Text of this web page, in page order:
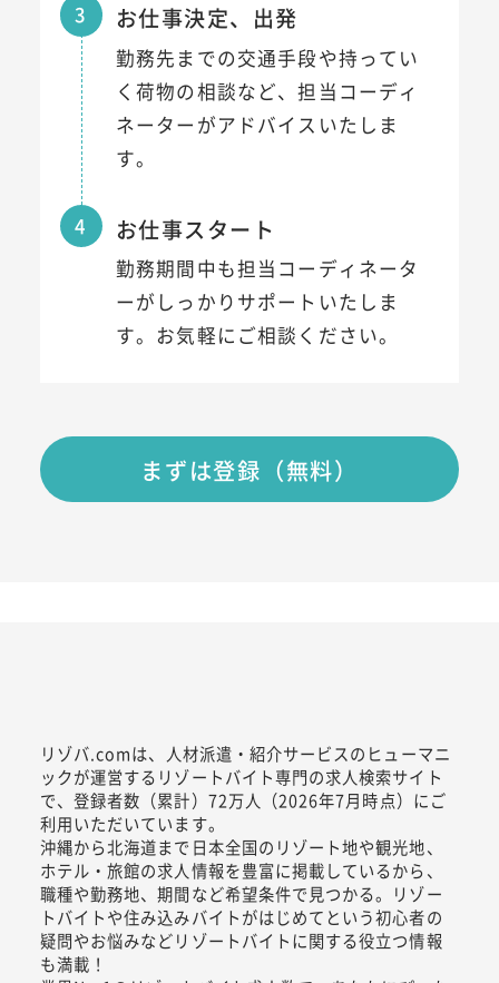
3 お仕事決定、出発
勤務先までの交通手段や持ってい
く荷物の相談など、担当コーディ
ネーターがアドバイスいたしま
す。
4 お仕事スタート
勤務期間中も担当コーディネータ
ーがしっかりサポートいたしま
す。お気軽にご相談ください。
まずは登録（無料）
リゾバ.comは、人材派遣・紹介サービスのヒューマニ
ックが運営するリゾートバイト専門の求人検索サイト
で、登録者数（累計）72万人（2026年7月時点）にご
利用いただいています。
沖縄から北海道まで日本全国のリゾート地や観光地、
ホテル・旅館の求人情報を豊富に掲載しているから、
職種や勤務地、期間など希望条件で見つかる。リゾー
トバイトや住み込みバイトがはじめてという初心者の
疑問やお悩みなどリゾートバイトに関する役立つ情報
も満載！